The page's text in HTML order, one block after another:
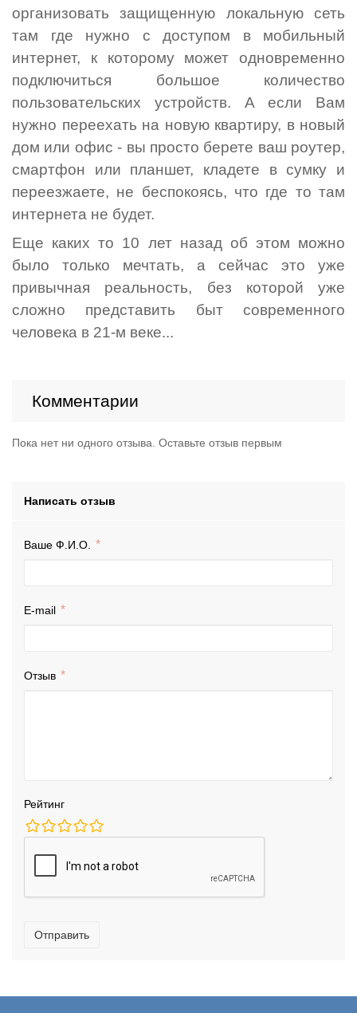
организовать защищенную локальную сеть
там где нужно с доступом в мобильный
интернет, к которому может одновременно
подключиться большое количество
пользовательских устройств. А если Вам
нужно переехать на новую квартиру, в новый
дом или офис - вы просто берете ваш роутер,
смартфон или планшет, кладете в сумку и
переезжаете, не беспокоясь, что где то там
интернета не будет.
Еще каких то 10 лет назад об этом можно
было только мечтать, а сейчас это уже
привычная реальность, без которой уже
сложно представить быт современного
человека в 21-м веке...
Комментарии
Пока нет ни одного отзыва. Оставьте отзыв первым
Написать отзыв
Ваше Ф.И.О.
E-mail
Отзыв
Рейтинг
Отправить